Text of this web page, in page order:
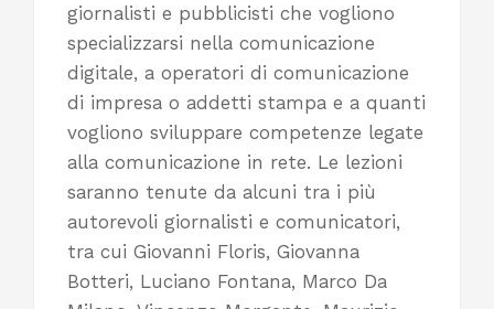
giornalisti e pubblicisti che vogliono
specializzarsi nella comunicazione
digitale, a operatori di comunicazione
di impresa o addetti stampa e a quanti
vogliono sviluppare competenze legate
alla comunicazione in rete. Le lezioni
saranno tenute da alcuni tra i più
autorevoli giornalisti e comunicatori,
tra cui Giovanni Floris, Giovanna
Botteri, Luciano Fontana, Marco Da